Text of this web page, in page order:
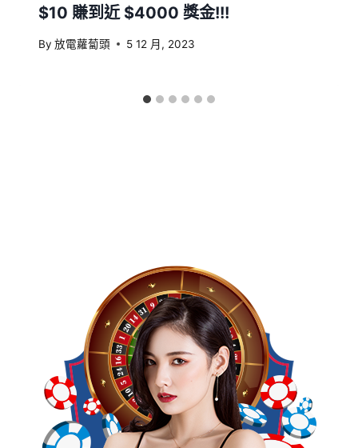
$10 賺到近 $4000 獎金!!!
By 放電蘿蔔頭 5 12 月, 2023